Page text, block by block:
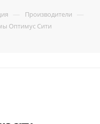
— Производители —
Оптимус Сити